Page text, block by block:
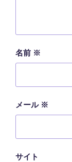
名前 ※
メール ※
サイト